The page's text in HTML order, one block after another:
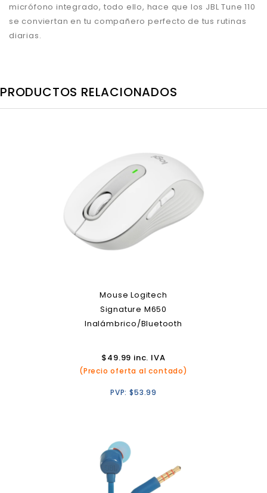
micrófono integrado, todo ello, hace que los JBL Tune 110
se conviertan en tu compañero perfecto de tus rutinas
diarias.
PRODUCTOS RELACIONADOS
Mouse Logitech
Signature M650
Inalámbrico/Bluetooth
$49.99 inc. IVA
(Precio oferta al contado)
PVP:$53.99